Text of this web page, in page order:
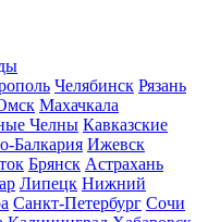
Челябинск Рязань
Махачкала
Челны Кавказские
Балкария Ижевск
Брянск Астрахань
Липецк Нижний
Санкт-Петербург Сочи